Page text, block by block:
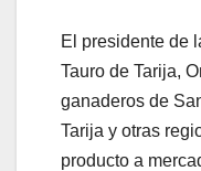
El presidente de
Tauro de Tarija,
ganaderos de
Tarija y otras
producto a